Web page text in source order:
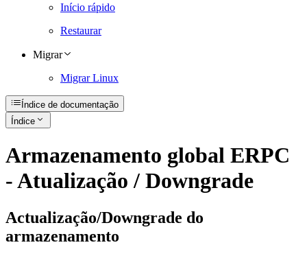
Início rápido
Restaurar
Migrar
Migrar Linux
Índice de documentação
Índice
Armazenamento global ERPC
- Atualização / Downgrade
Actualização/Downgrade do
armazenamento